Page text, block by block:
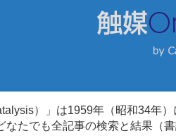
）」は1959年（昭和34年
なたでも全記事の検索と結果（